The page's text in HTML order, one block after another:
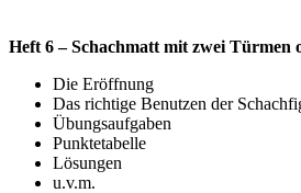
Heft 6 – Schachmatt mit zwei Türmen
Die Eröffnung
Das richtige Benutzen der
Übungsaufgaben
Punktetabelle
Lösungen
u.v.m.